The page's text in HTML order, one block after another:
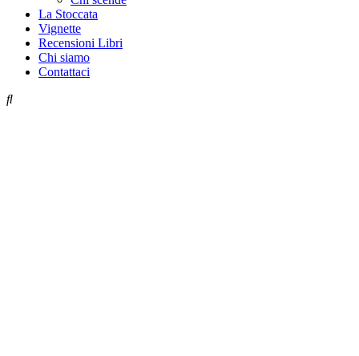
La Stoccata
Vignette
Recensioni Libri
Chi siamo
Contattaci